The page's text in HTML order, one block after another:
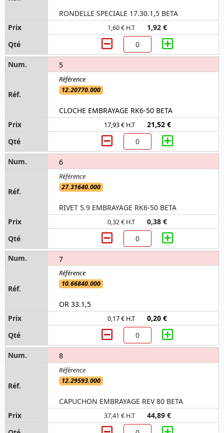
RONDELLE SPECIALE 17.30.1,5 BETA
1,60 € H.T 1,92 €
5
12.20770.000
CLOCHE EMBRAYAGE RK6-50 BETA
17,93 € H.T 21,52 €
6
27.31640.000
RIVET 5.9 EMBRAYAGE RK6-50 BETA
0,32 € H.T 0,38 €
7
10.66840.000
OR 33.1,5
0,17 € H.T 0,20 €
8
12.29593.000
CAPUCHON EMBRAYAGE REV 80 BETA
37,41 € H.T 44,89 €